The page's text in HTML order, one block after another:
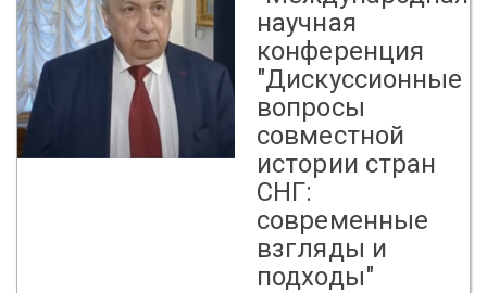
научная
конференция
"Дискуссионные
вопросы
совместной
истории стран
СНГ:
современные
взгляды и
подходы"